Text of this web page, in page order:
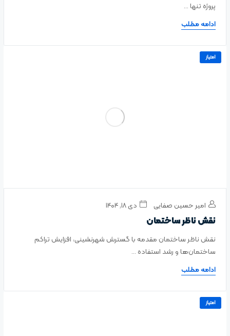
پروژه تنها ...
ادامه مطلب
امتیاز
امیر حسین صفایی دی ۱۸, ۱۴۰۴
نقش ناظر ساختمان
نقش ناظر ساختمان مقدمه با گسترش شهرنشینی، افزایش تراکم
ساختمان‌ها و رشد استفاده ...
ادامه مطلب
امتیاز